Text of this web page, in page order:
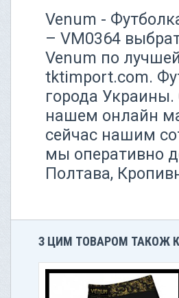
Venum -
– VM0364
Venum по
tktimport.com.
города
нашем онлайн
сейчас нашим
мы оперативно
Полтава,
З ЦИМ ТОВАРОМ ТАКОЖ